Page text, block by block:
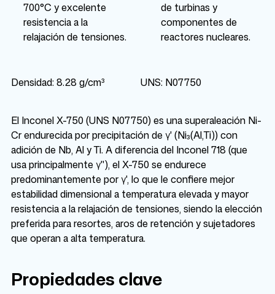
700°C y excelente
resistencia a la
relajación de tensiones.
de turbinas y
componentes de
reactores nucleares.
Densidad: 8.28 g/cm³ UNS: N07750
El Inconel X-750 (UNS N07750) es una superaleación Ni-
Cr endurecida por precipitación de γ' (Ni₃(Al,Ti)) con
adición de Nb, Al y Ti. A diferencia del Inconel 718 (que
usa principalmente γ''), el X-750 se endurece
predominantemente por γ', lo que le confiere mejor
estabilidad dimensional a temperatura elevada y mayor
resistencia a la relajación de tensiones, siendo la elección
preferida para resortes, aros de retención y sujetadores
que operan a alta temperatura.
Propiedades clave